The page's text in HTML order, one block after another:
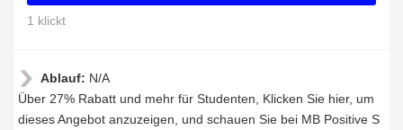
1 klickt
Ablauf: N/A
Über 27% Rabatt und mehr für Studenten, Klicken Sie hier, um
dieses Angebot anzuzeigen, und schauen Sie bei MB Positive S